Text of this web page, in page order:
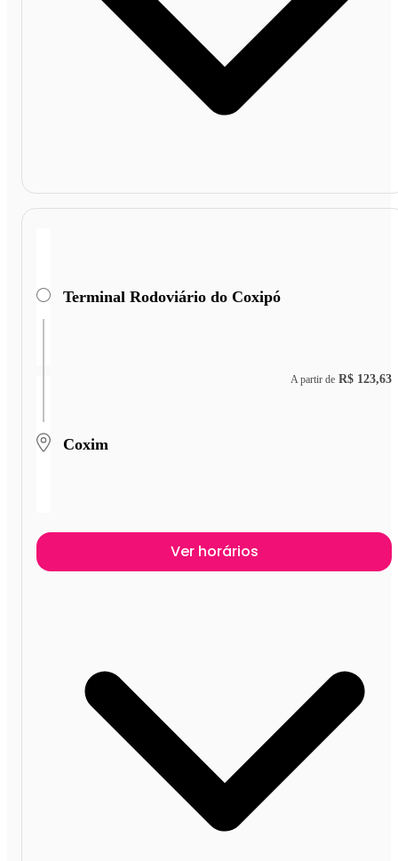
Terminal Rodoviário do Coxipó
Coxim
A partir de R$ 123,63
Ver horários